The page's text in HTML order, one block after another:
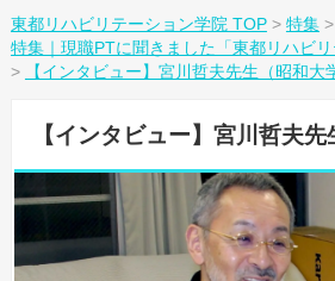
東都リハビリテーション学院 TOP > 特集 >
特集｜現職PTに聞きました「東都リハビ
>
【インタビュー】宮川哲夫先生（昭和大
【インタビュー】宮川哲夫